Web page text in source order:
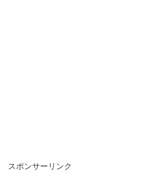
スポンサーリンク